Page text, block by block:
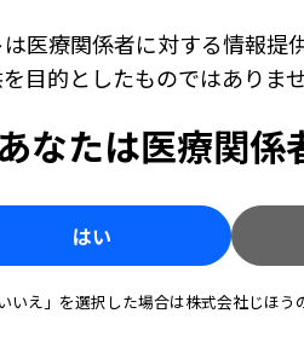
能力を有する装置です。
ルが発生しても互いにバックア
タルコストの抑制に貢献します
1本内蔵
ールを実現
医療関係者に対する情報提
目的としたものではありま
あなたは医療関係
はい
いえ」を選択した場合は株式会社じほう